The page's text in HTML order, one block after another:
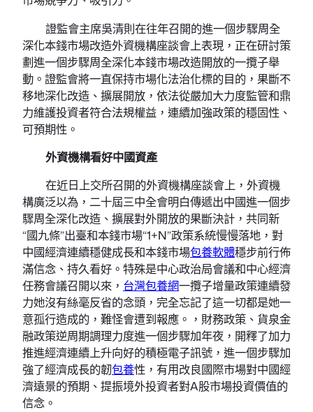
證監會主席吳清則在往年召開的進一個步驟周全
深化本錢市場改造外資機構座談會上表現，正在研討策
劃進一個步驟周全深化本錢市場改造開放的一攬子舉
動。證監會將一直保持市場化法治化標的目的，果斷不
移地深化改造、擴展開放，依法從嚴加大力度監管和鼎
力維護投資者符合法規權益，連續加強政策的穩固性、
可預期性。
外資機構看好中國資產
在近日上交所召開的外資機構座談會上，外資機
構廣泛以為，二十屆三中全會明白傳遞出中國進一個步
驟周全深化改造、擴展對外開放的果斷決計，共同新
“國九條”出臺和本錢市場“1+N”政策系統慢慢落地，對
中國經濟連續穩健成長和本錢市場包養軟體穩步前行佈
滿信念、持久看好。特殊是中心政治局會議和中心經濟
任務會議召開以來， 台灣包養網一攬子增量政策連續發
力她沒有絲毫反省的念頭，完全忘記了這一切都是她一
意孤行造成的，難怪會遭到報應。，財務政策、貨泉金
融政策逆周期調理力度進一個步驟加年夜，開釋了加力
推進經濟連續上升向好的積極電子訊號，進一個步驟加
強了經濟成長的韌包養性，有用改良國際市場對中國經
濟遠景的預期、提振境外投資者對A股市場投資價值的
信念。